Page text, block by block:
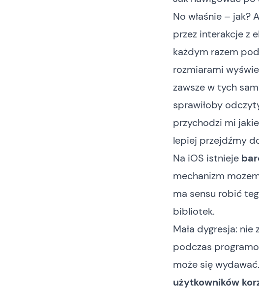
No właśnie – jak?
przez interakcje z
każdym razem
rozmiarami
zawsze w tych
sprawiłoby
przychodzi mi
lepiej przejdźmy
Na iOS istnieje
mechanizm
ma sensu robić
bibliotek.
Mała dygresja:
podczas
może się
użytkowników